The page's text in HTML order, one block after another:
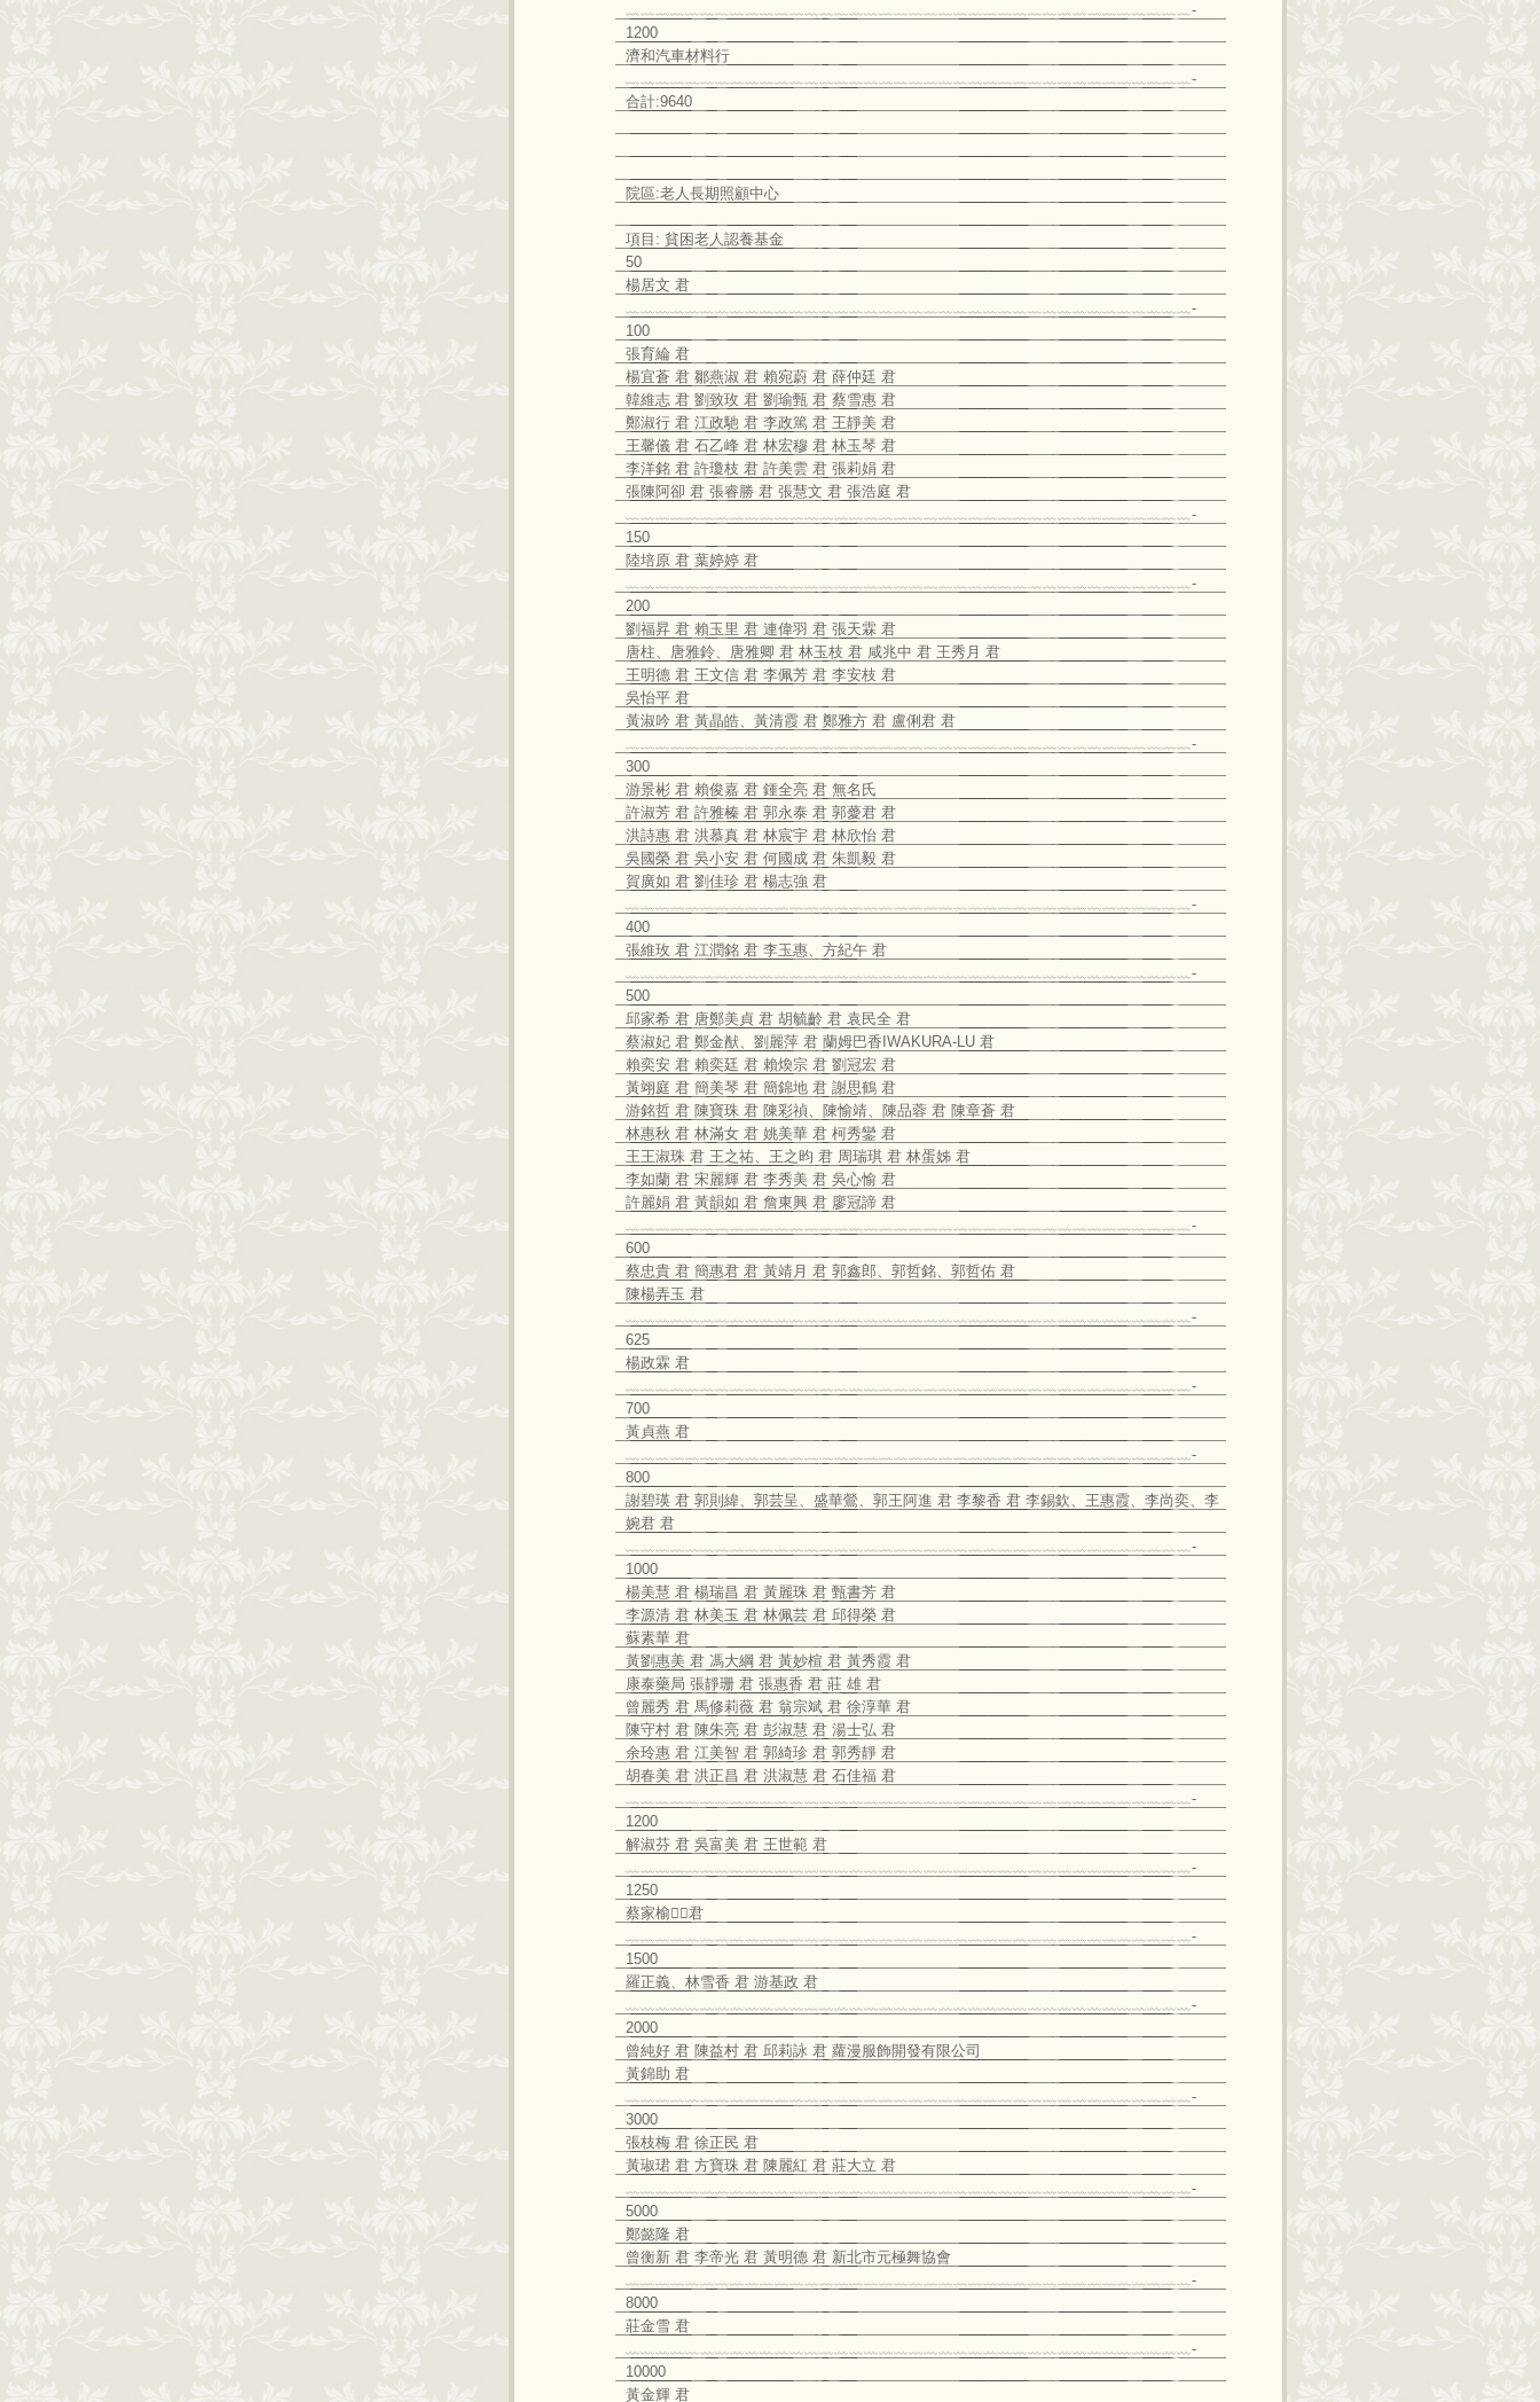
﹏﹏﹏﹏﹏﹏﹏﹏﹏﹏﹏﹏﹏﹏﹏﹏﹏﹏﹏﹏﹏﹏﹏﹏﹏﹏﹏﹏﹏﹏﹏﹏﹏﹏﹏﹏﹏﹏-
1200
濟和汽車材料行
﹏﹏﹏﹏﹏﹏﹏﹏﹏﹏﹏﹏﹏﹏﹏﹏﹏﹏﹏﹏﹏﹏﹏﹏﹏﹏﹏﹏﹏﹏﹏﹏﹏﹏﹏﹏﹏﹏-
合計:9640
院區:老人長期照顧中心
項目: 貧困老人認養基金
50
楊居文 君
﹏﹏﹏﹏﹏﹏﹏﹏﹏﹏﹏﹏﹏﹏﹏﹏﹏﹏﹏﹏﹏﹏﹏﹏﹏﹏﹏﹏﹏﹏﹏﹏﹏﹏﹏﹏﹏﹏-
100
張育綸 君
楊宜蒼 君 鄒燕淑 君 賴宛蔚 君 薛仲廷 君
韓維志 君 劉致玫 君 劉瑜甄 君 蔡雪惠 君
鄭淑行 君 江政馳 君 李政篤 君 王靜美 君
王馨儀 君 石乙峰 君 林宏穆 君 林玉琴 君
李洋銘 君 許瓊枝 君 許美雲 君 張莉娟 君
張陳阿卻 君 張睿勝 君 張慧文 君 張浩庭 君
﹏﹏﹏﹏﹏﹏﹏﹏﹏﹏﹏﹏﹏﹏﹏﹏﹏﹏﹏﹏﹏﹏﹏﹏﹏﹏﹏﹏﹏﹏﹏﹏﹏﹏﹏﹏﹏﹏-
150
陸培原 君 葉婷婷 君
﹏﹏﹏﹏﹏﹏﹏﹏﹏﹏﹏﹏﹏﹏﹏﹏﹏﹏﹏﹏﹏﹏﹏﹏﹏﹏﹏﹏﹏﹏﹏﹏﹏﹏﹏﹏﹏﹏-
200
劉福昇 君 賴玉里 君 連偉羽 君 張天霖 君
唐柱、唐雅鈴、唐雅卿 君 林玉枝 君 咸兆中 君 王秀月 君
王明德 君 王文信 君 李佩芳 君 李安枝 君
吳怡平 君
黃淑吟 君 黃晶皓、黃清霞 君 鄭雅方 君 盧俐君 君
﹏﹏﹏﹏﹏﹏﹏﹏﹏﹏﹏﹏﹏﹏﹏﹏﹏﹏﹏﹏﹏﹏﹏﹏﹏﹏﹏﹏﹏﹏﹏﹏﹏﹏﹏﹏﹏﹏-
300
游景彬 君 賴俊嘉 君 鍾全亮 君 無名氏
許淑芳 君 許雅榛 君 郭永泰 君 郭薆君 君
洪詩惠 君 洪慕真 君 林宸宇 君 林欣怡 君
吳國榮 君 吳小安 君 何國成 君 朱凱毅 君
賀廣如 君 劉佳珍 君 楊志強 君
﹏﹏﹏﹏﹏﹏﹏﹏﹏﹏﹏﹏﹏﹏﹏﹏﹏﹏﹏﹏﹏﹏﹏﹏﹏﹏﹏﹏﹏﹏﹏﹏﹏﹏﹏﹏﹏﹏-
400
張維玫 君 江潤銘 君 李玉惠、方紀午 君
﹏﹏﹏﹏﹏﹏﹏﹏﹏﹏﹏﹏﹏﹏﹏﹏﹏﹏﹏﹏﹏﹏﹏﹏﹏﹏﹏﹏﹏﹏﹏﹏﹏﹏﹏﹏﹏﹏-
500
邱家希 君 唐鄭美貞 君 胡毓齡 君 袁民全 君
蔡淑妃 君 鄭金猷、劉麗萍 君 蘭姆巴香IWAKURA-LU 君
賴奕安 君 賴奕廷 君 賴煥宗 君 劉冠宏 君
黃翊庭 君 簡美琴 君 簡錦地 君 謝思鶴 君
游銘哲 君 陳寶珠 君 陳彩禎、陳愉靖、陳品蓉 君 陳章蒼 君
林惠秋 君 林滿女 君 姚美華 君 柯秀鑾 君
王王淑珠 君 王之祐、王之昀 君 周瑞琪 君 林蛋姊 君
李如蘭 君 宋麗輝 君 李秀美 君 吳心愉 君
許麗娟 君 黃韻如 君 詹東興 君 廖冠諦 君
﹏﹏﹏﹏﹏﹏﹏﹏﹏﹏﹏﹏﹏﹏﹏﹏﹏﹏﹏﹏﹏﹏﹏﹏﹏﹏﹏﹏﹏﹏﹏﹏﹏﹏﹏﹏﹏﹏-
600
蔡忠貴 君 簡惠君 君 黃靖月 君 郭鑫郎、郭哲銘、郭哲佑 君
陳楊弄玉 君
﹏﹏﹏﹏﹏﹏﹏﹏﹏﹏﹏﹏﹏﹏﹏﹏﹏﹏﹏﹏﹏﹏﹏﹏﹏﹏﹏﹏﹏﹏﹏﹏﹏﹏﹏﹏﹏﹏-
625
楊政霖 君
﹏﹏﹏﹏﹏﹏﹏﹏﹏﹏﹏﹏﹏﹏﹏﹏﹏﹏﹏﹏﹏﹏﹏﹏﹏﹏﹏﹏﹏﹏﹏﹏﹏﹏﹏﹏﹏﹏-
700
黃貞燕 君
﹏﹏﹏﹏﹏﹏﹏﹏﹏﹏﹏﹏﹏﹏﹏﹏﹏﹏﹏﹏﹏﹏﹏﹏﹏﹏﹏﹏﹏﹏﹏﹏﹏﹏﹏﹏﹏﹏-
800
謝碧瑛 君 郭則緯、郭芸呈、盛華鶯、郭王阿進 君 李黎香 君 李錫欽、王惠霞、李尚奕、李
婉君 君
﹏﹏﹏﹏﹏﹏﹏﹏﹏﹏﹏﹏﹏﹏﹏﹏﹏﹏﹏﹏﹏﹏﹏﹏﹏﹏﹏﹏﹏﹏﹏﹏﹏﹏﹏﹏﹏﹏-
1000
楊美慧 君 楊瑞昌 君 黃麗珠 君 甄書芳 君
李源清 君 林美玉 君 林佩芸 君 邱得榮 君
蘇素華 君
黃劉惠美 君 馮大綱 君 黃妙楦 君 黃秀霞 君
康泰藥局 張靜珊 君 張惠香 君 莊 雄 君
曾麗秀 君 馬修莉薇 君 翁宗斌 君 徐淳華 君
陳守村 君 陳朱亮 君 彭淑慧 君 湯士弘 君
余玲惠 君 江美智 君 郭綺珍 君 郭秀靜 君
胡春美 君 洪正昌 君 洪淑慧 君 石佳福 君
﹏﹏﹏﹏﹏﹏﹏﹏﹏﹏﹏﹏﹏﹏﹏﹏﹏﹏﹏﹏﹏﹏﹏﹏﹏﹏﹏﹏﹏﹏﹏﹏﹏﹏﹏﹏﹏﹏-
1200
解淑芬 君 吳富美 君 王世範 君
﹏﹏﹏﹏﹏﹏﹏﹏﹏﹏﹏﹏﹏﹏﹏﹏﹏﹏﹏﹏﹏﹏﹏﹏﹏﹏﹏﹏﹏﹏﹏﹏﹏﹏﹏﹏﹏﹏-
1250
蔡家榆君
﹏﹏﹏﹏﹏﹏﹏﹏﹏﹏﹏﹏﹏﹏﹏﹏﹏﹏﹏﹏﹏﹏﹏﹏﹏﹏﹏﹏﹏﹏﹏﹏﹏﹏﹏﹏﹏﹏-
1500
羅正義、林雪香 君 游基政 君
﹏﹏﹏﹏﹏﹏﹏﹏﹏﹏﹏﹏﹏﹏﹏﹏﹏﹏﹏﹏﹏﹏﹏﹏﹏﹏﹏﹏﹏﹏﹏﹏﹏﹏﹏﹏﹏﹏-
2000
曾純好 君 陳益村 君 邱莉詠 君 蘿漫服飾開發有限公司
黃錦助 君
﹏﹏﹏﹏﹏﹏﹏﹏﹏﹏﹏﹏﹏﹏﹏﹏﹏﹏﹏﹏﹏﹏﹏﹏﹏﹏﹏﹏﹏﹏﹏﹏﹏﹏﹏﹏﹏﹏-
3000
張枝梅 君 徐正民 君
黃琡珺 君 方寶珠 君 陳麗紅 君 莊大立 君
﹏﹏﹏﹏﹏﹏﹏﹏﹏﹏﹏﹏﹏﹏﹏﹏﹏﹏﹏﹏﹏﹏﹏﹏﹏﹏﹏﹏﹏﹏﹏﹏﹏﹏﹏﹏﹏﹏-
5000
鄭懿隆 君
曾衡新 君 李帝光 君 黃明德 君 新北市元極舞協會
﹏﹏﹏﹏﹏﹏﹏﹏﹏﹏﹏﹏﹏﹏﹏﹏﹏﹏﹏﹏﹏﹏﹏﹏﹏﹏﹏﹏﹏﹏﹏﹏﹏﹏﹏﹏﹏﹏-
8000
莊金雪 君
﹏﹏﹏﹏﹏﹏﹏﹏﹏﹏﹏﹏﹏﹏﹏﹏﹏﹏﹏﹏﹏﹏﹏﹏﹏﹏﹏﹏﹏﹏﹏﹏﹏﹏﹏﹏﹏﹏-
10000
黃金輝 君